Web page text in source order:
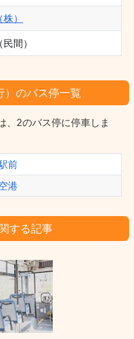
）
間）
のバス停一覧
2のバス停に停車しま
前
港
する記事